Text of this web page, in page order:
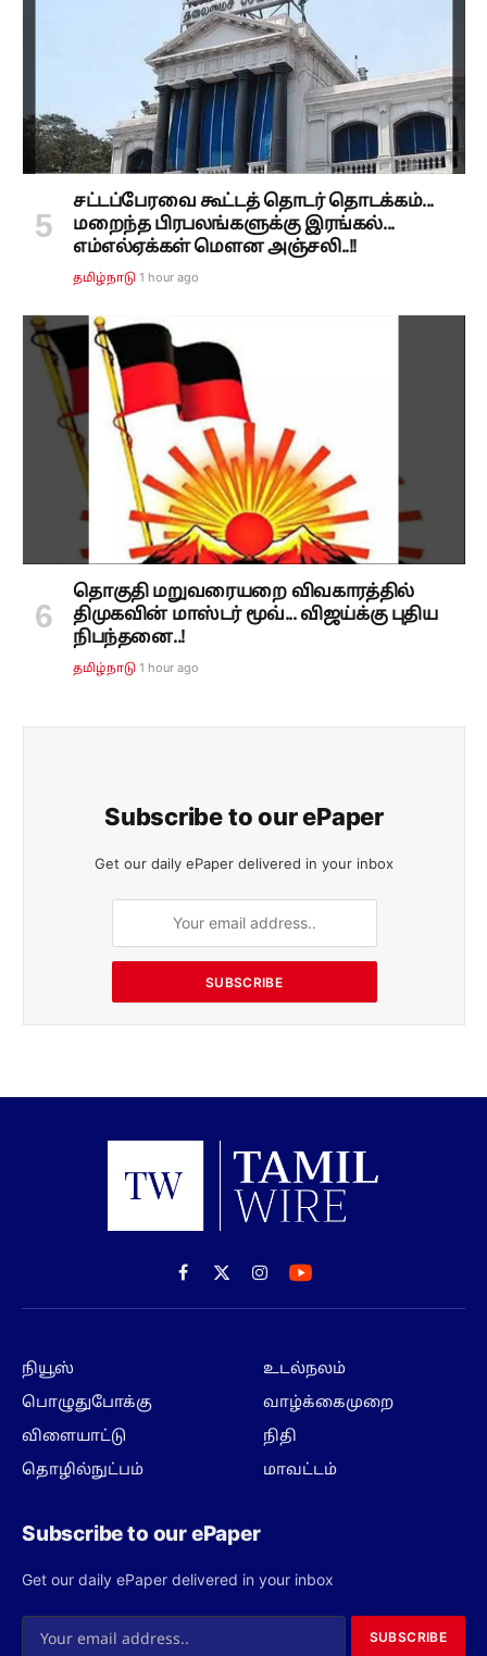
சட்டப்பேரவை கூட்டத் தொடர் தொடக்கம்...
மறைந்த பிரபலங்களுக்கு இரங்கல்...
எம்எல்ஏக்கள் மௌன அஞ்சலி..!!
தமிழ்நாடு 1 hour ago
தொகுதி மறுவரையறை விவகாரத்தில்
திமுகவின் மாஸ்டர் மூவ்... விஜய்க்கு புதிய
நிபந்தனை..!
தமிழ்நாடு 1 hour ago
Subscribe to our ePaper
Get our daily ePaper delivered in your inbox
SUBSCRIBE
Facebook
X
(Twitter)
Instagram
நியூஸ்
பொழுதுபோக்கு
விளையாட்டு
தொழில்நுட்பம்
உடல்நலம்
வாழ்க்கைமுறை
நிதி
மாவட்டம்
Subscribe to our ePaper
Get our daily ePaper delivered in your inbox
SUBSCRIBE